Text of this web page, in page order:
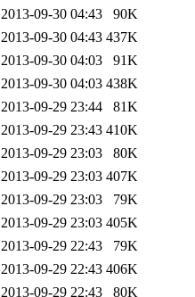
2013-09-30 04:43
90K
2013-09-30 04:43 437K
2013-09-30 04:03
91K
2013-09-30 04:03 438K
2013-09-29 23:44
81K
2013-09-29 23:43 410K
2013-09-29 23:03
80K
2013-09-29 23:03 407K
2013-09-29 23:03
79K
2013-09-29 23:03 405K
2013-09-29 22:43
79K
2013-09-29 22:43 406K
2013-09-29 22:43
80K